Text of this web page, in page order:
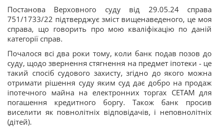
Постанова Верховного суду від 29.05.24 справа
751/1733/22 підтверджує зміст вищенаведеного, це моя
справа, що говорить про мою кваліфікацію по даній
категорії справ.
Почалося всі два роки тому, коли банк подав позов до
суду, щодо звернення стягнення на предмет іпотеки - це
такий спосіб судового захисту, згідно до якого можна
отримати рішення суду яким суд дає добро на продаж
іпотечного майна на електронних торгах СЕТАМ для
погашення кредитного боргу. Також банк просив
виселити як повнолітніх відповідачів, і неповнолітніх
(дітей).